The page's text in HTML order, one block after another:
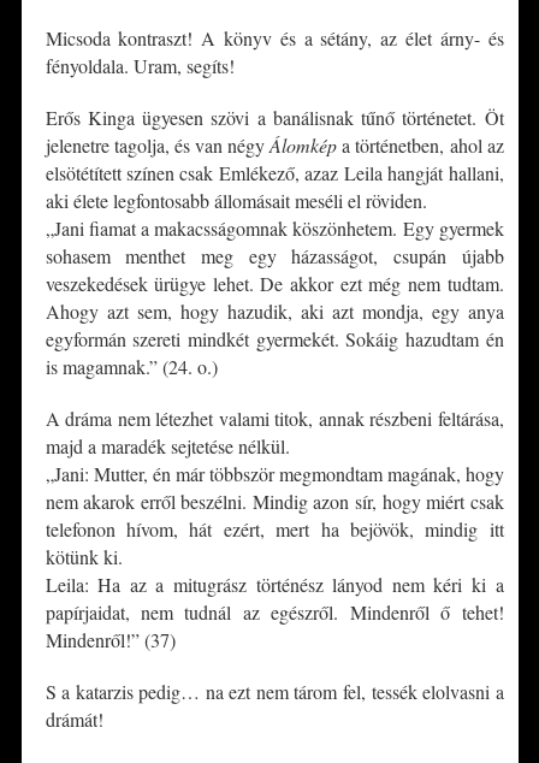
Micsoda kontraszt! A könyv és a sétány, az élet árny- és
fényoldala. Uram, segíts!
Erős Kinga ügyesen szövi a banálisnak tűnő történetet. Öt
jelenetre tagolja, és van négyÁlomképa történetben, ahol az
elsötétített színen csak Emlékező, azaz Leila hangját hallani,
aki élete legfontosabb állomásait meséli el röviden.
„Jani fiamat a makacsságomnak köszönhetem. Egy gyermek
sohasem menthet meg egy házasságot, csupán újabb
veszekedések ürügye lehet. De akkor ezt még nem tudtam.
Ahogy azt sem, hogy hazudik, aki azt mondja, egy anya
egyformán szereti mindkét gyermekét. Sokáig hazudtam én
is magamnak.” (24. o.)
A dráma nem létezhet valami titok, annak részbeni feltárása,
majd a maradék sejtetése nélkül.
„Jani: Mutter, én már többször megmondtam magának, hogy
nem akarok erről beszélni. Mindig azon sír, hogy miért csak
telefonon hívom, hát ezért, mert ha bejövök, mindig itt
kötünk ki.
Leila: Ha az a mitugrász történész lányod nem kéri ki a
papírjaidat, nem tudnál az egészről. Mindenről ő tehet!
Mindenről!” (37)
S a katarzis pedig… na ezt nem tárom fel, tessék elolvasni a
drámát!